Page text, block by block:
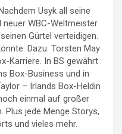
Usyk all seine
WBC-Weltmeister.
Gürtel verteidigen.
Dazu: Torsten May
Karriere. In BS gewährt
Box-Business und in
– Irlands Box-Heldin
einmal auf großer
Plus jede Menge Storys,
und vieles mehr.